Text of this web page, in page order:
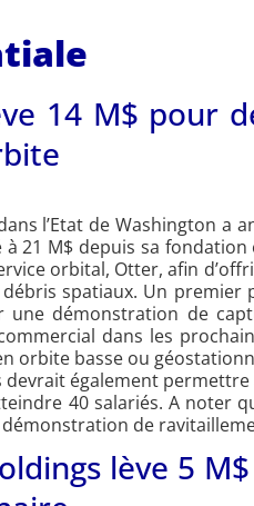
14 M$ pour
l’Etat de Washington a
21 M$ depuis sa
orbital, Otter, afin
spatiaux. Un
une démonstration de
dans les
orbite basse ou
également
40 salariés. A noter
de
lève 5